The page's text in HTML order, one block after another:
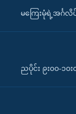
မကြေးမုံရဲ့အင်္ဂလိ
ညပိုင်း ၉း၀၀-၁၀း